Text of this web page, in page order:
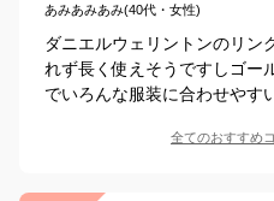
あみあみあみ(40代・女性)
ダニエルウェリントンのリン
れず長く使えそうですしゴー
でいろんな服装に合わせやす
全てのおすすめ